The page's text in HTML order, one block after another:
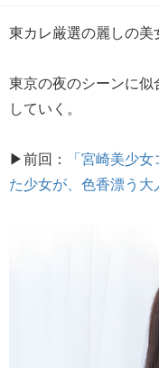
東カレ厳選の麗しの美
東京の夜のシーンに
していく。
▶前回：
「宮崎美少
た少女が、色香漂う大